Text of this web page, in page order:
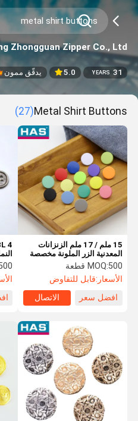
Zhongguan Zipper Co., Ltd.
31
YEARS
5.0 يدقّق ممون
Metal Shirt Buttons
(27)
500
15 ملم / 17 ملم الزنزانات
المعدنية الزر الملونة مخصصة
الزرارات لزياء الجينز
MOQ:500 قطعة
الأسعار:قابل للتفاوض
افضل سعر
الاتصال